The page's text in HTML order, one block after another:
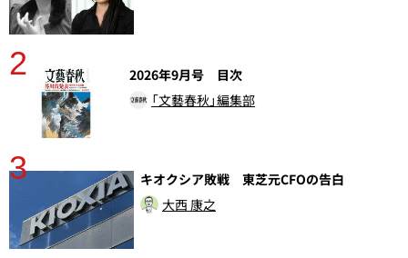
2
2026年9月号 目次
「文藝春秋」編集部
3
キオクシア敗戦 東芝元CFOの告白
大西 康之